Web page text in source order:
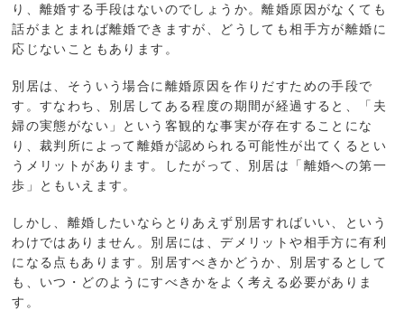
り、離婚する手段はないのでしょうか。離婚原因がなくても
話がまとまれば離婚できますが、どうしても相手方が離婚に
応じないこともあります。
別居は、そういう場合に離婚原因を作りだすための手段で
す。すなわち、別居してある程度の期間が経過すると、「夫
婦の実態がない」という客観的な事実が存在することにな
り、裁判所によって離婚が認められる可能性が出てくるとい
うメリットがあります。したがって、別居は「離婚への第一
歩」ともいえます。
しかし、離婚したいならとりあえず別居すればいい、という
わけではありません。別居には、デメリットや相手方に有利
になる点もあります。別居すべきかどうか、別居するとして
も、いつ・どのようにすべきかをよく考える必要がありま
す。